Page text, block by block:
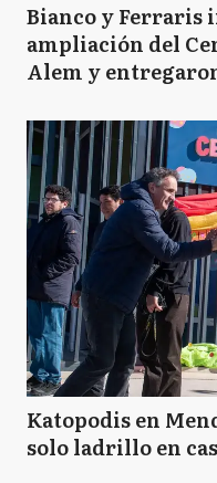
Bianco y Ferraris
ampliación del
Alem y
Katopodis en
solo ladrillo en